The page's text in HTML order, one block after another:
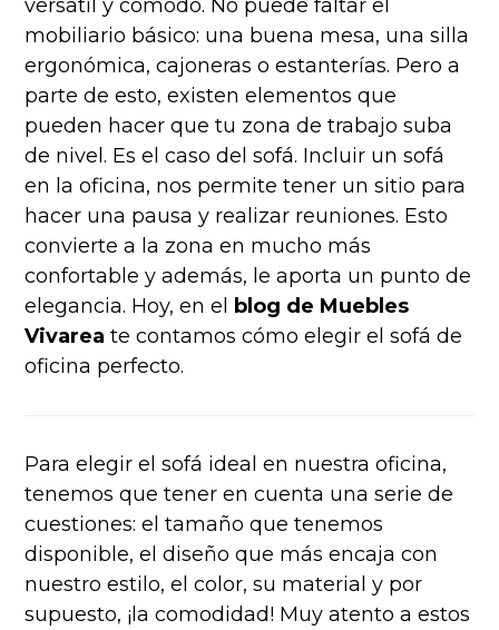
versátil y cómodo. No puede faltar el
mobiliario básico: una buena mesa, una silla
ergonómica, cajoneras o estanterías. Pero a
parte de esto, existen elementos que
pueden hacer que tu zona de trabajo suba
de nivel. Es el caso del sofá. Incluir un sofá
en la oficina, nos permite tener un sitio para
hacer una pausa y realizar reuniones. Esto
convierte a la zona en mucho más
confortable y además, le aporta un punto de
elegancia. Hoy, en el
blog de Muebles
Vivarea te contamos cómo elegir el sofá de
oficina perfecto.
Para elegir el sofá ideal en nuestra oficina,
tenemos que tener en cuenta una serie de
cuestiones: el tamaño que tenemos
disponible, el diseño que más encaja con
nuestro estilo, el color, su material y por
supuesto, ¡la comodidad! Muy atento a estos